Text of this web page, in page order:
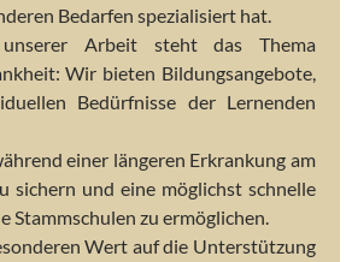
Bedarfen spezialisiert hat.
Arbeit steht das Thema
Wir bieten Bildungsangebote,
Bedürfnisse der Lernenden
einer längeren Erkrankung am
sichern und eine möglichst schnelle
Stammschulen zu ermöglichen.
Wert auf die Unterstützung